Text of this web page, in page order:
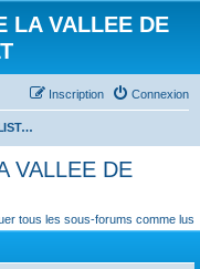
LA VALLEE DE
Connexion
Inscription
AMICALE MODELISTE DE LA VALLEE DE L'HERAULT
VALLEE DE
tous les sous-forums comme lus